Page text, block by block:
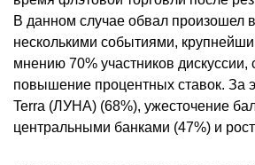
В данном случае обвал произошел
несколькими событиями,
мнению 70% участников дискуссии,
повышение процентных ставок. За
Terra (ЛУНА) (68%), ужесточение
центральными банками (47%) и